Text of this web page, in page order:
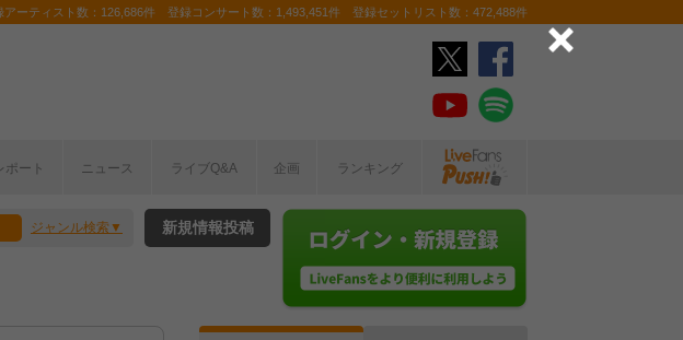
アーティスト数：126,686件 登録コンサート数：1,493,451件 登録セットリスト数：472,488件
ポート ニュース ライブQ&A 企画 ランキング
ジャンル検索 新規情報投稿